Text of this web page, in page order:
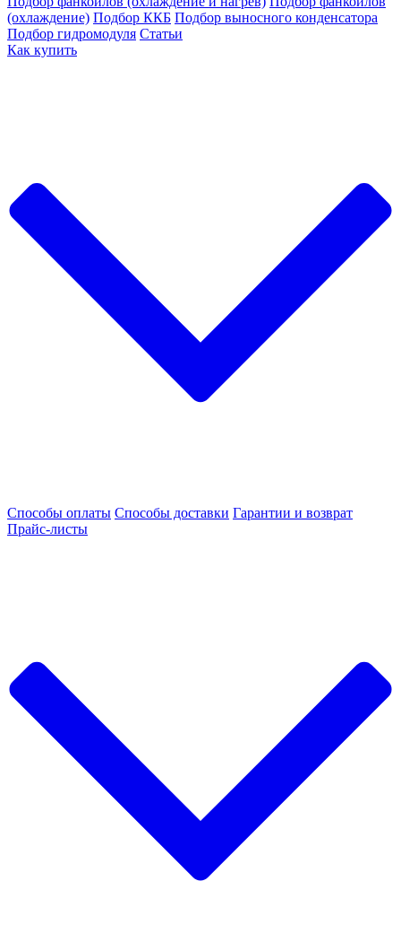
(охлаждение) Подбор ККБ Подбор выносного конденсатора
Подбор гидромодуля Статьи
Как купить
Способы оплаты Способы доставки Гарантии и возврат
Прайс-листы